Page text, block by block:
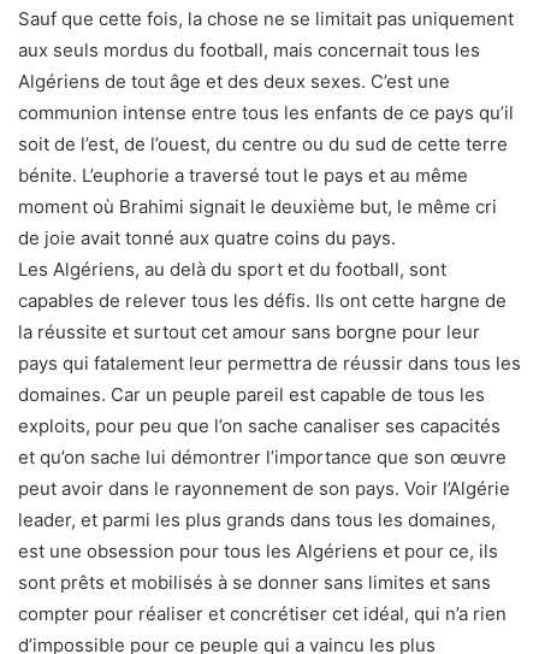
Sauf que cette fois, la chose ne se limitait pas uniquement
aux seuls mordus du football, mais concernait tous les
Algériens de tout âge et des deux sexes. C’est une
communion intense entre tous les enfants de ce pays qu’il
soit de l’est, de l’ouest, du centre ou du sud de cette terre
bénite. L’euphorie a traversé tout le pays et au même
moment où Brahimi signait le deuxième but, le même cri
de joie avait tonné aux quatre coins du pays.
Les Algériens, au delà du sport et du football, sont
capables de relever tous les défis. Ils ont cette hargne de
la réussite et surtout cet amour sans borgne pour leur
pays qui fatalement leur permettra de réussir dans tous les
domaines. Car un peuple pareil est capable de tous les
exploits, pour peu que l’on sache canaliser ses capacités
et qu’on sache lui démontrer l’importance que son œuvre
peut avoir dans le rayonnement de son pays. Voir l’Algérie
leader, et parmi les plus grands dans tous les domaines,
est une obsession pour tous les Algériens et pour ce, ils
sont prêts et mobilisés à se donner sans limites et sans
compter pour réaliser et concrétiser cet idéal, qui n’a rien
d’impossible pour ce peuple qui a vaincu les plus